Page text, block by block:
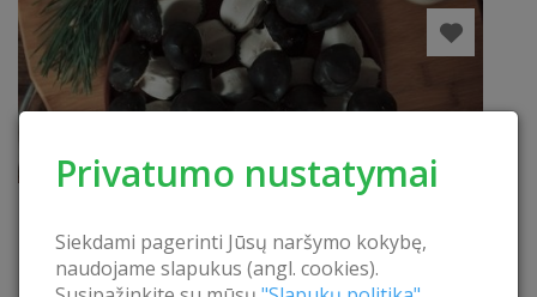
Privatumo nustatymai
Siekdami pagerinti Jūsų naršymo kokybę,
naudojame slapukus (angl. cookies).